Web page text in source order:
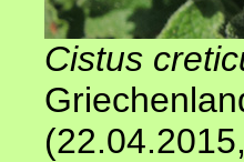
Cistus
(22.04.2015,